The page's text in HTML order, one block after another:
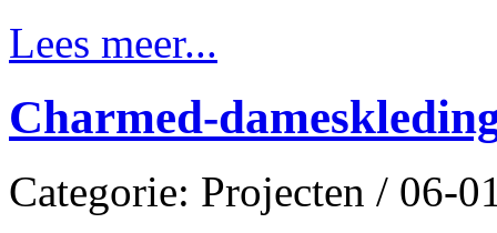
Lees meer...
Charmed-
Categorie: Projecten / 06-